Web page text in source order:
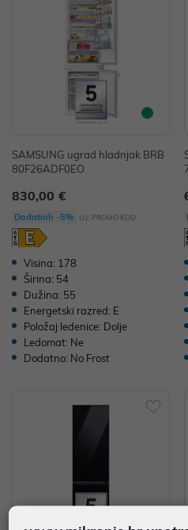
SAMSUNG ugrad hladnjak BRB
80F26ADF0EO
830,00 €
Dodatnih -5% uz PROMO KOD
Visina: 178
Širina: 54
Dužina: 55
Energetski razred: E
Položaj ledenice: Dolje
Ledomat: Ne
Dodatno: No Frost